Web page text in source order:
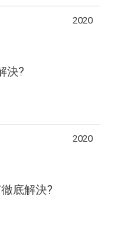
2020
決?
2020
底解決?